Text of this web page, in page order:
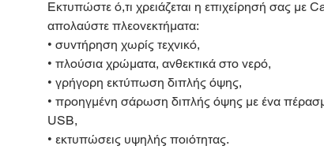
Εκτυπώστε ό,τι χρειάζεται η επιχείρησή σας με
απολαύστε πλεονεκτήματα:
• συντήρηση χωρίς τεχνικό,
• πλούσια χρώματα, ανθεκτικά στο νερό,
• γρήγορη εκτύπωση διπλής όψης,
• προηγμένη σάρωση διπλής όψης με ένα
USB,
• εκτυπώσεις υψηλής ποιότητας.